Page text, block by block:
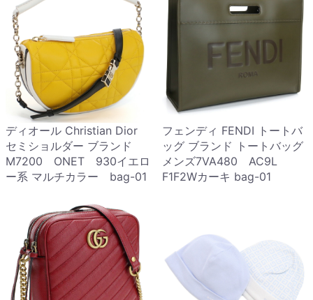
ディオール Christian Dior
セミショルダー ブランド
M7200 ONET 930イエロ
ー系 マルチカラー bag-01
フェンディ FENDI トートバ
ッグ ブランド トートバッグ
メンズ7VA480 AC9L
F1F2Wカーキ bag-01